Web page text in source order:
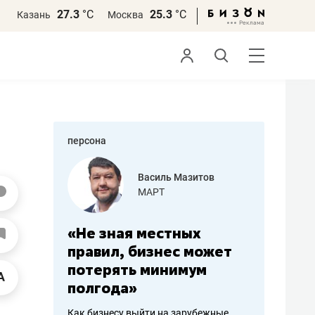
Казань 27.3 °С Москва 25.3 °С
персона
работа
Василь Мазитов
МАРТ
«Не зная местных
правил, бизнес может
потерять минимум
полгода»